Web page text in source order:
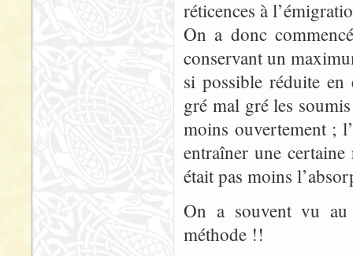
réticences à
On a donc
conservant un
si possible réduite en
gré mal gré les
moins ouvertement ;
entraîner une
était pas moins
On a souvent vu au
méthode !!